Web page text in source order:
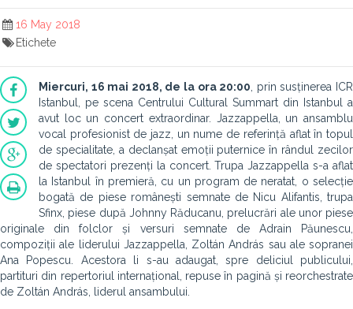
16 May 2018
Etichete
Miercuri, 16 mai 2018, de la ora 20:00 , prin susținerea ICR
Istanbul, pe scena Centrului Cultural Summart din Istanbul a
avut loc un concert extraordinar. Jazzappella, un ansamblu
vocal profesionist de jazz, un nume de referință aflat în topul
de specialitate, a declanșat emoții puternice în rândul zecilor
de spectatori prezenți la concert. Trupa Jazzappella s-a aflat
la Istanbul în premieră, cu un program de neratat, o selecție
bogată de piese românești semnate de Nicu Alifantis, trupa
Sfinx, piese după Johnny Răducanu, prelucrări ale unor piese
originale din folclor și versuri semnate de Adrain Păunescu,
compoziții ale liderului Jazzappella, Zoltán András sau ale sopranei
Ana Popescu. Acestora li s-au adaugat, spre deliciul publicului,
partituri din repertoriul internațional, repuse în pagină și reorchestrate
de Zoltán András, liderul ansambului.